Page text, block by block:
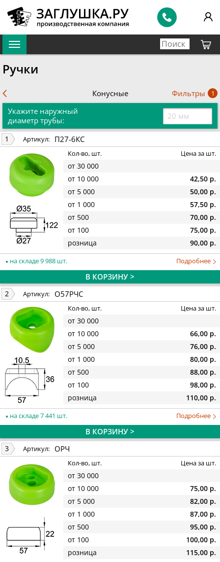
Ручки
Конусные Фильтры 1
Укажите наружный
диаметр трубы:
1 Артикул: П27-6КС
Кол-во, шт. Цена за шт.
от 30 000
от 10 000
42,50 р.
от 5 000
50,00 р.
от 1 000
57,50 р.
от 500
70,00 р.
от 100
75,00 р.
розница
90,00 р.
на складе 9 988 шт. Подробнее
В КОРЗИНУ >
2 Артикул: О57РЧС
Кол-во, шт. Цена за шт.
от 30 000
от 10 000
66,00 р.
от 5 000
76,00 р.
от 1 000
80,00 р.
от 500
88,00 р.
от 100
98,00 р.
розница
110,00 р.
на складе 7 441 шт. Подробнее
В КОРЗИНУ >
3 Артикул: ОРЧ
Кол-во, шт. Цена за шт.
от 30 000
от 10 000
75,00 р.
от 5 000
82,00 р.
от 1 000
87,00 р.
от 500
95,00 р.
от 100
100,00 р.
розница
115,00 р.